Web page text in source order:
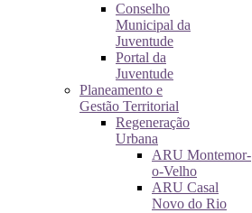
Conselho
Municipal da
Juventude
Portal da
Juventude
Planeamento e
Gestão Territorial
Regeneração
Urbana
ARU Montemor-
o-Velho
ARU Casal
Novo do Rio